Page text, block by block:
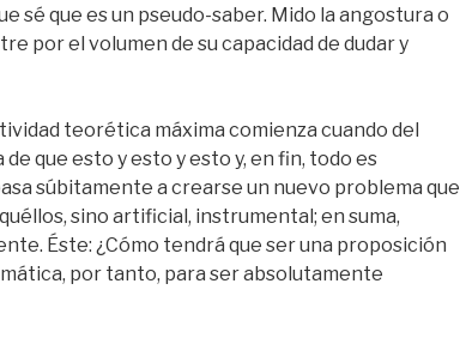
sé que es un pseudo-saber. Mido la angostura o
por el volumen de su capacidad de dudar y
teorética máxima comienza cuando del
que esto y esto y esto y, en fin, todo es
súbitamente a crearse un nuevo problema que
sino artificial, instrumental; en suma,
Éste: ¿Cómo tendrá que ser una proposición
por tanto, para ser absolutamente